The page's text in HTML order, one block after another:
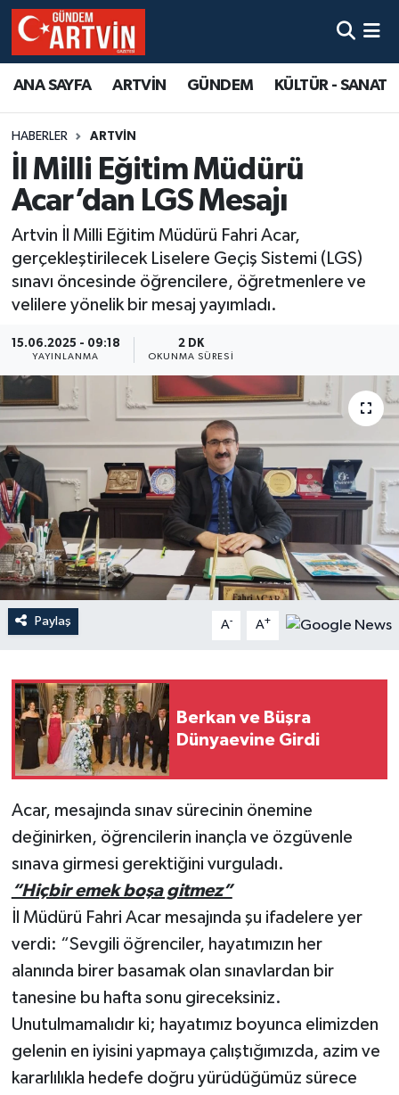
ANA SAYFA ARTVİN GÜNDEM KÜLTÜR - SANAT
HABERLER ARTVİN
İl Milli Eğitim Müdürü
Acar’dan LGS Mesajı
Artvin İl Milli Eğitim Müdürü Fahri Acar,
gerçekleştirilecek Liselere Geçiş Sistemi (LGS)
sınavı öncesinde öğrencilere, öğretmenlere ve
velilere yönelik bir mesaj yayımladı.
15.06.2025 - 09:18
YAYINLANMA
2 DK
OKUNMA SÜRESI
Paylaş A- A+
Berkan ve Büşra
Dünyaevine Girdi
Acar, mesajında sınav sürecinin önemine
değinirken, öğrencilerin inançla ve özgüvenle
sınava girmesi gerektiğini vurguladı.
“Hiçbir emek boşa gitmez”
İl Müdürü Fahri Acar mesajında şu ifadelere yer
verdi: “Sevgili öğrenciler, hayatımızın her
alanında birer basamak olan sınavlardan bir
tanesine bu hafta sonu gireceksiniz.
Unutulmamalıdır ki; hayatımız boyunca elimizden
gelenin en iyisini yapmaya çalıştığımızda, azim ve
kararlılıkla hedefe doğru yürüdüğümüz sürece